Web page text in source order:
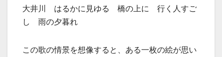
大井川 はるかに見ゆる 橋の上に 行く人すご
し 雨の夕暮れ
この歌の情景を想像すると、ある一枚の絵が思い